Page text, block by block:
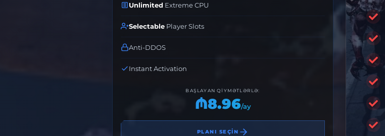
Unlimited Extreme CPU
Selectable Player Slots
Anti-DDOS
Instant Activation
BAŞLAYAN QIYMƏTLƏRLƏ:
₼8.96/ay
PLANI SEÇİN